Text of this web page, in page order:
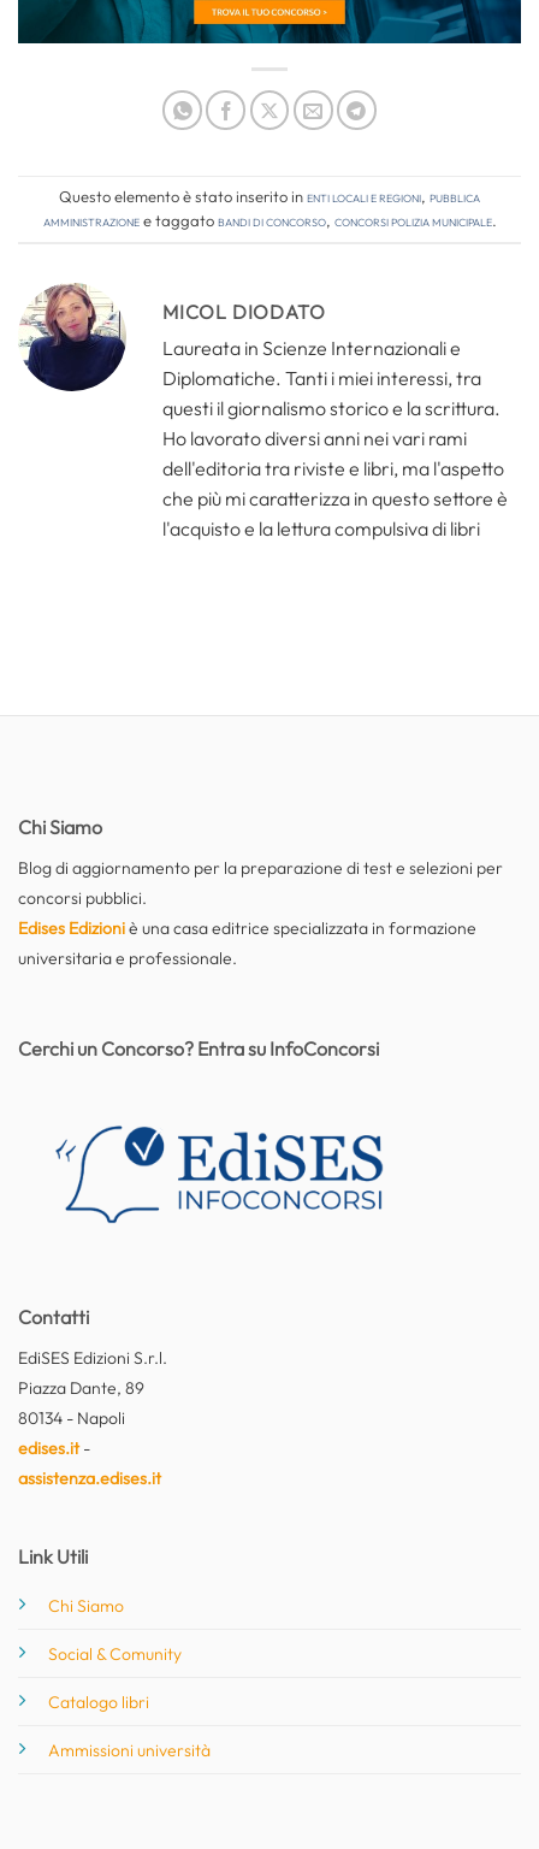
Questo elemento è stato inserito inEnti locali e regioni, Pubblica
amministrazionee taggatobandi di concorso, concorsi polizia municipale.
MICOL DIODATO
Laureata in Scienze Internazionali e
Diplomatiche. Tanti i miei interessi, tra
questi il giornalismo storico e la scrittura.
Ho lavorato diversi anni nei vari rami
dell'editoria tra riviste e libri, ma l'aspetto
che più mi caratterizza in questo settore è
l'acquisto e la lettura compulsiva di libri
Chi Siamo
Blog di aggiornamento per la preparazione di test e selezioni per
concorsi pubblici.
Edises Edizioniè una casa editrice specializzata in formazione
universitaria e professionale.
Contatti
EdiSES Edizioni S.r.l.
Piazza Dante, 89
80134 - Napoli
edises.it-
assistenza.edises.it
Link Utili
Chi Siamo
Social & Comunity
Catalogo libri
Ammissioni università
Cerchi un Concorso? Entra su InfoConcorsi